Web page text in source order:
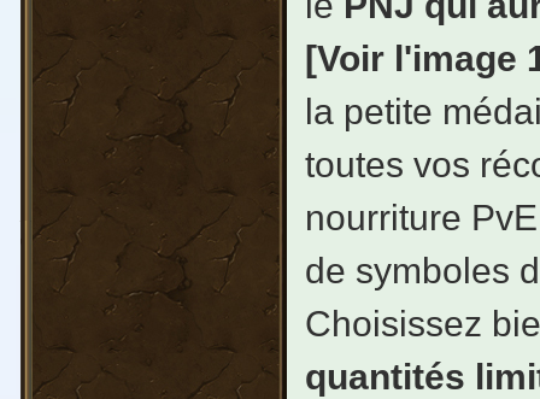
[Voir l'image
la petite
toutes vos
nourriture
de symboles
Choisissez
quantités